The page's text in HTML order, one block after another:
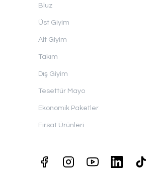
Bluz
Üst Giyim
Alt Giyim
Takım
Dış Giyim
Tesettür Mayo
Ekonomik Paketler
Fırsat Ürünleri